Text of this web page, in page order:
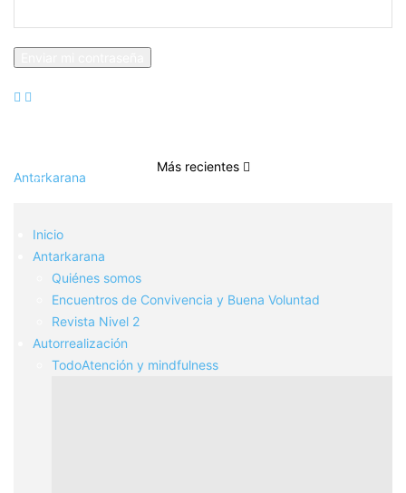
Antarkarana
Inicio
Antarkarana
Quiénes somos
Encuentros de Convivencia y Buena Voluntad
Revista Nivel 2
Autorrealización
TodoAtención y mindfulness
Más recientes